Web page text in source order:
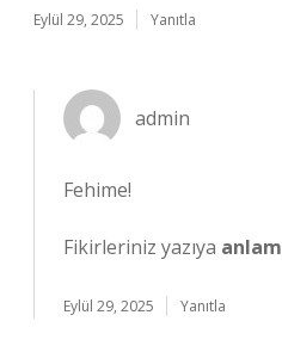
Eylül 29, 2025 Yanıtla
admin
Fehime!
Fikirleriniz yazıya anlam
Eylül 29, 2025 Yanıtla